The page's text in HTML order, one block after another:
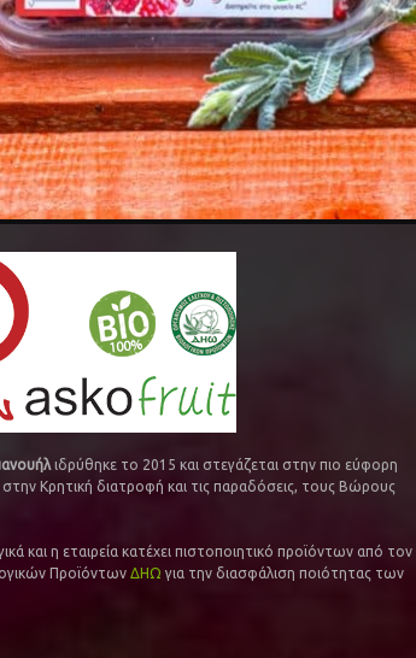
ιδρύθηκε το 2015 και στεγάζεται στην πιο εύφορη
Κρητική διατροφή και τις παραδόσεις, τους Βώρους
και η εταιρεία κατέχει πιστοποιητικό προϊόντων από τον
Προϊόντων ΔΗΩ για την διασφάλιση ποιότητας των